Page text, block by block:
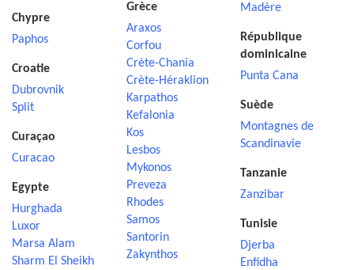
Chypre
Paphos
Croatie
Dubrovnik
Split
Curaçao
Curacao
Egypte
Hurghada
Luxor
Marsa Alam
Sharm El Sheikh
Grèce
Araxos
Corfou
Crète-Chania
Crète-Héraklion
Karpathos
Kefalonia
Kos
Lesbos
Mykonos
Preveza
Rhodes
Samos
Santorin
Zakynthos
Madère
République
dominicaine
Punta Cana
Suède
Montagnes de
Scandinavie
Tanzanie
Zanzibar
Tunisie
Djerba
Enfidha